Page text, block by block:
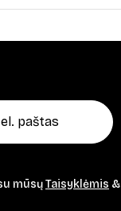
mūsųTaisyklėmis &